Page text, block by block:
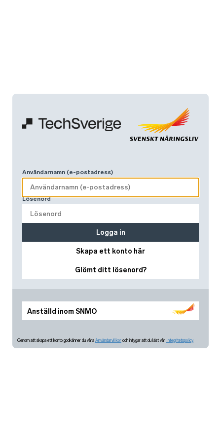
Anställd inom SNMO
Användarnamn (e-postadress)
Lösenord
Skapa ett konto här
Glömt ditt lösenord?
Logga in
Genom att skapa ett konto godkänner du våra Användarvillkor och intygar att du läst vår Integritetspolicy.